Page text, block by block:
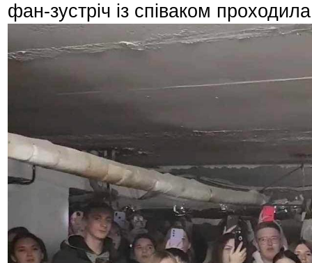
фан-зустріч із співаком проходила